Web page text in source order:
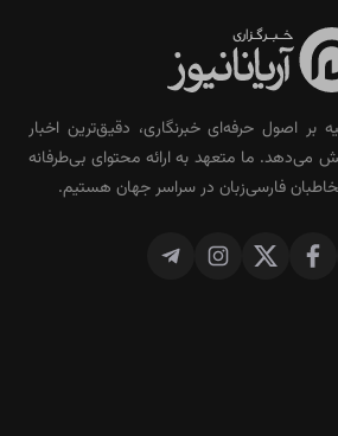
بر اصول حرفه‌ای خبرنگاری، دقیق‌ترین اخبار
می‌دهد. ما متعهد به ارائه محتوای بی‌طرفانه
فارسی‌زبان در سراسر جهان هستیم.